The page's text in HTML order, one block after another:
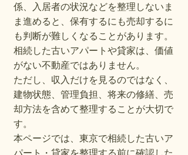
係、入居者の状況などを整理しないま
ま進めると、保有するにも売却するに
も判断が難しくなることがあります。
相続した古いアパートや貸家は、価値
がない不動産ではありません。
ただし、収入だけを見るのではなく、
建物状態、管理負担、将来の修繕、売
却方法を含めて整理することが大切で
す。
本ページでは、東京で相続した古いア
パート・貸家を整理する前に確認した